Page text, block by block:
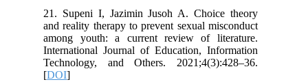
21. Supeni I, Jazimin Jusoh A. Choice theory
and reality therapy to prevent sexual misconduct
among youth: a current review of literature.
International Journal of Education, Information
Technology, and Others. 2021;4(3):428–36.
[DOI